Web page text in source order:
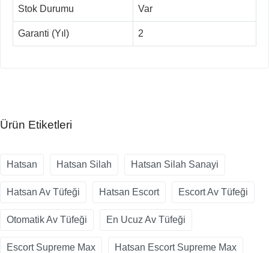
Stok Durumu Var
Garanti (Yıl) 2
Ürün Etiketleri
Hatsan Hatsan Silah Hatsan Silah Sanayi
Hatsan Av Tüfeği Hatsan Escort Escort Av Tüfeği
Otomatik Av Tüfeği En Ucuz Av Tüfeği
Escort Supreme Max Hatsan Escort Supreme Max